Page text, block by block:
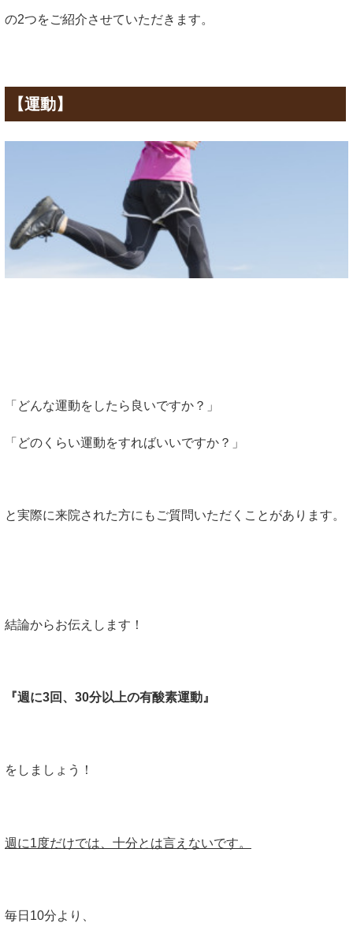
の2つをご紹介させていただきます。
【運動】
「どんな運動をしたら良いですか？」
「どのくらい運動をすればいいですか？」
と実際に来院された方にもご質問いただくことがあります。
結論からお伝えします！
『週に3回、30分以上の有酸素運動』
をしましょう！
週に1度だけでは、十分とは言えないです。
毎日10分より、